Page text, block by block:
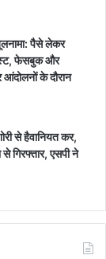
पैसे लेकर
बूस्ट, फेसबुक और
आंदोलनों के दौरान
से हैवानियत कर,
गिरफ्तार, एसपी ने